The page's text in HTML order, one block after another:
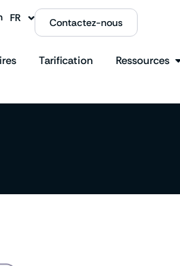
FR
EN Contactez-nous
Tarification Ressources